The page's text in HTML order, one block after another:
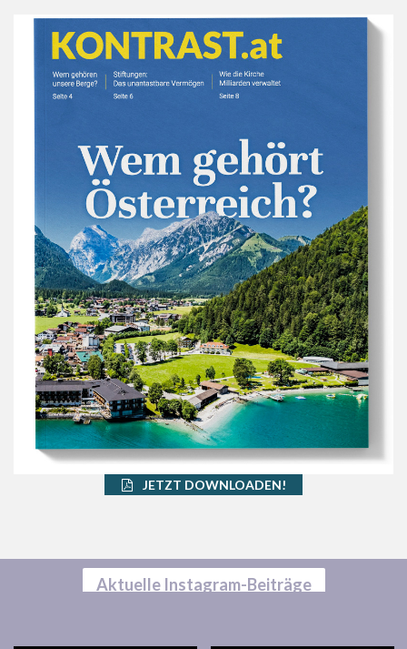
JETZT DOWNLOADEN!
Aktuelle Instagram-Beiträge